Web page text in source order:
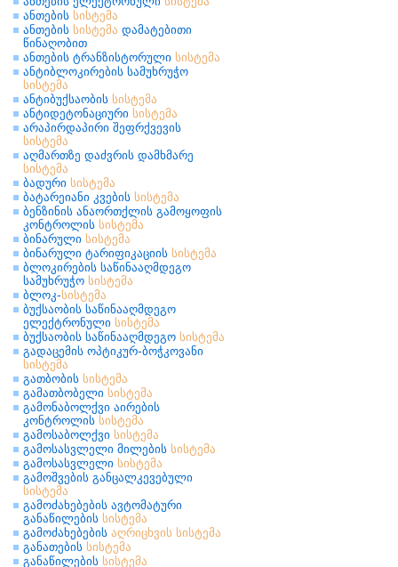
ანთების სისტემა
ანთების სისტემა დამატებითი
წინაღობით
ანთების ტრანზისტორული სისტემა
ანტიბლოკირების სამუხრუჭო
სისტემა
ანტიბუქსაობის სისტემა
ანტიდეტონაციური სისტემა
არაპირდაპირი შეფრქვევის
სისტემა
აღმართზე დაძვრის დამხმარე
სისტემა
ბადური სისტემა
ბატარეიანი კვების სისტემა
ბენზინის ანაორთქლის გამოყოფის
კონტროლის სისტემა
ბინარული სისტემა
ბინარული ტარიფიკაციის სისტემა
ბლოკირების საწინააღმდეგო
სამუხრუჭო სისტემა
ბლოკ-სისტემა
ბუქსაობის საწინააღმდეგო
ელექტრონული სისტემა
ბუქსაობის საწინააღმდეგო სისტემა
გადაცემის ოპტიკურ-ბოჭკოვანი
სისტემა
გათბობის სისტემა
გამათბობელი სისტემა
გამონაბოლქვი აირების
კონტროლის სისტემა
გამოსაბოლქვი სისტემა
გამოსასვლელი მილების სისტემა
გამოსასვლელი სისტემა
გამოშვების განცალკევებული
სისტემა
გამოძახებების ავტომატური
განაწილების სისტემა
გამოძახებების აღრიცხვის სისტემა
განათების სისტემა
განაწილების სისტემა